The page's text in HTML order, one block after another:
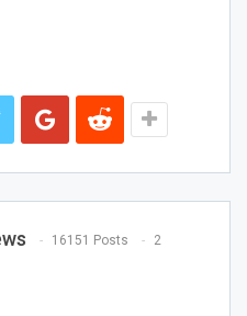
16151 Posts 2